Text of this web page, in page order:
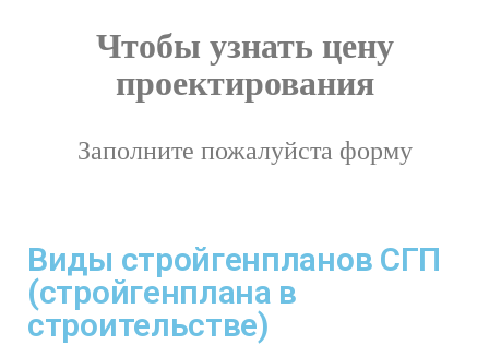
Чтобы узнать цену
проектирования
Заполните пожалуйста форму
Виды стройгенпланов СГП
(стройгенплана в
строительстве)